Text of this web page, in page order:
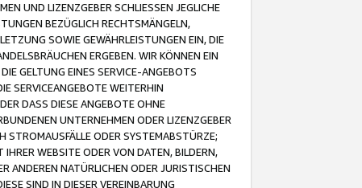
UND LIZENZGEBER SCHLIESSEN JEGLICHE
BEZÜGLICH RECHTSMÄNGELN,
SOWIE GEWÄHRLEISTUNGEN EIN, DIE
ERGEBEN. WIR KÖNNEN EIN
GELTUNG EINES SERVICE-ANGEBOTS
SERVICEANGEBOTE WEITERHIN
DASS DIESE ANGEBOTE OHNE
UNTERNEHMEN ODER LIZENZGEBER
STROMAUSFÄLLE ODER SYSTEMABSTÜRZE;
WEBSITE ODER VON DATEN, BILDERN,
ANDEREN NATÜRLICHEN ODER JURISTISCHEN
SIND IN DIESER VEREINBARUNG